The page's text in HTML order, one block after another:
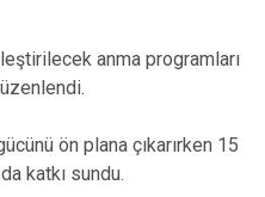
anma programları
ön plana çıkarırken 15
katkı sundu.